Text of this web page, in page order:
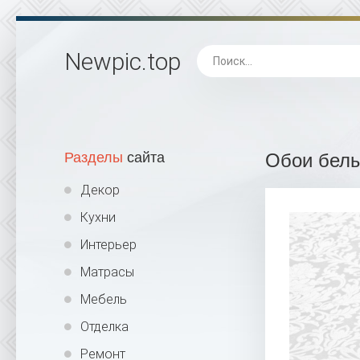
Newpic.top
Разделы сайта
Декор
Кухни
Интерьер
Матрасы
Мебель
Отделка
Ремонт
Обои